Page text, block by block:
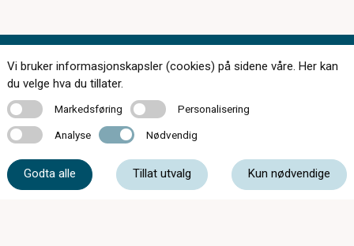
Kontakt oss
Vi bruker informasjonskapsler (cookies) på sidene våre. Her kan
du velge hva du tillater.
MarkedsføringMarkedsføring PersonaliseringPersonalisering
Analyse Analyse Nødvendig Nødvendig
Godta alle Tillat utvalg Kun nødvendige